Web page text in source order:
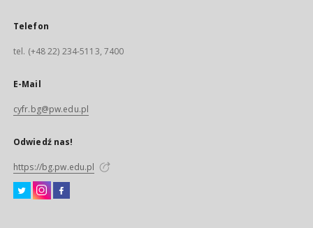
Telefon
tel. (+48 22) 234-5113, 7400
E-Mail
cyfr.bg@pw.edu.pl
Odwiedź nas!
https://bg.pw.edu.pl